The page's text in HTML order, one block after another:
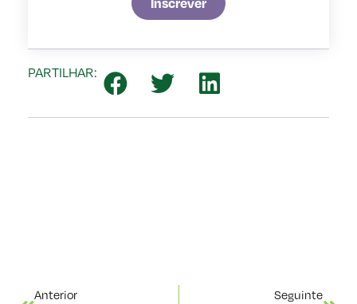
PARTILHAR:
Anterior Seguinte